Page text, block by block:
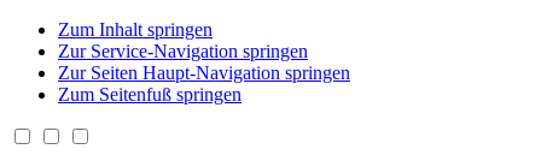
Zum Inhalt springen
Zur Service-Navigation springen
Zur Seiten Haupt-Navigation springen
Zum Seitenfuß springen